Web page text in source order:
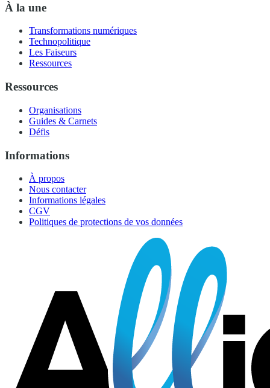
À la une
Transformations numériques
Technopolitique
Les Faiseurs
Ressources
Ressources
Organisations
Guides & Carnets
Défis
Informations
À propos
Nous contacter
Informations légales
CGV
Politiques de protections de vos données